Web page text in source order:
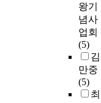
왕기
념사
업회
(5)
김
만중
(5)
최